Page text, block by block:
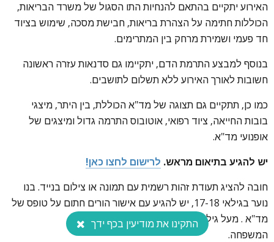
האירוע יתקיים בהתאם להנחיות התו הסגול של משרד הבריאות,
הכוללות חתימה על הצהרת בריאות, חבישת מסכה, שימוש בציוד
חד פעמי ושמירת מרחק בין המתרימים.
בנוסף למבצע התרמת הדם, יתקיימו גם סדנאות עזרה ראשונה
חשובות לאורך האירוע ללא תשלום לתושבים.
כמו כן, תתקיים גם תצוגה של מד"א הכוללת, בין היתר, מיצגי
בובות החייאה, ציוד רפואי, אוטובוס התרמה גדול ומיצגים של
אופנועי מד"א.
יש להגיע בתיאום מראש. לרישום לחצו כאן!
חובה להציג תעודת זהות רשמית עם תמונה או צילום בנייד. בנו
נוער בגילאי 17-18, יש להגיע עם אישור הורים חתום על טופס של
מד"א . מעל גיל 66 יש להביא אישור מרופא
המשפחה.
התקינו את מודיעין בכף ידך